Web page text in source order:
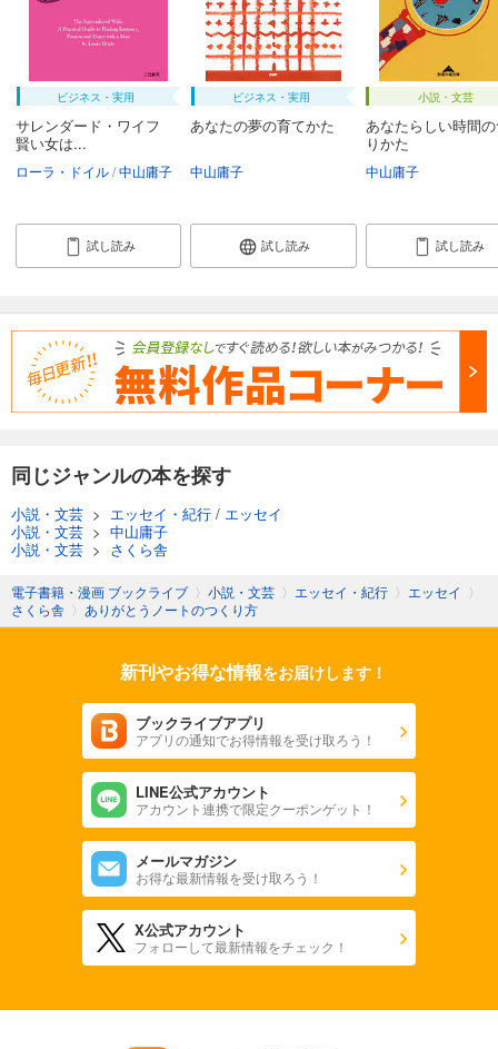
ビジネス・実用
サレンダード・ワイフ
賢い女は...
ローラ・ドイル 中山庸子
試し読み
ビジネス・実用
あなたの夢の育てかた
中山庸子
試し読み
小説・文芸
あなたらしい時間
りかた
中山庸子
試し読み
同じジャンルの本を探す
小説・文芸 > エッセイ・紀行 / エッセイ
小説・文芸 > 中山庸子
小説・文芸 > さくら舎
電子書籍・漫画 ブックライブ 〉 小説・文芸 〉 エッセイ・紀行 〉 エッセイ 〉
さくら舎 〉 ありがとうノートのつくり方
新刊やお得な情報をお届けします！
ブックライブアプリ
アプリの通知でお得情報を受け取ろう！
LINE公式アカウント
アカウント連携で限定クーポンゲット！
メールマガジン
お得な最新情報を受け取ろう！
X公式アカウント
フォローして最新情報をチェック！